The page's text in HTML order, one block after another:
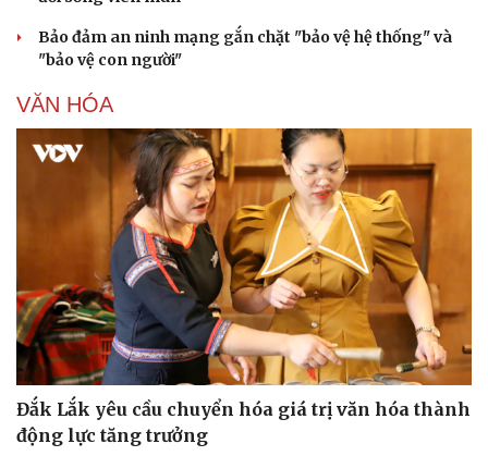
Doanh nghiệp
Thông tin doanh nghiệp
Doanh nghiệp 24h
Công nghệ
Sành điệu
Bảo đảm an ninh mạng gắn chặt "bảo vệ hệ thống" và
"bảo vệ con người"
VĂN HÓA
Đắk Lắk yêu cầu chuyển hóa giá trị văn hóa thành
động lực tăng trưởng